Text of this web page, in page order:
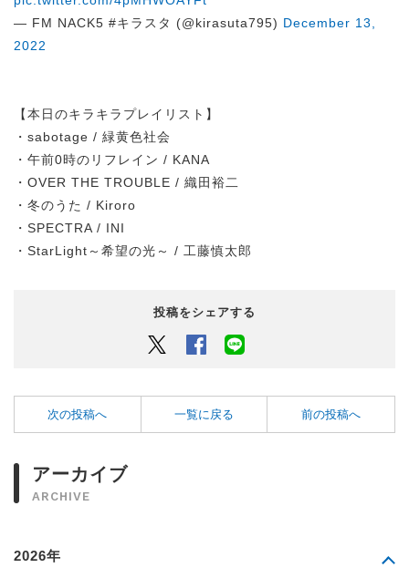
— FM NACK5 #キラスタ (@kirasuta795) December 13,
2022
【本日のキラキラプレイリスト】
・sabotage / 緑黄色社会
・午前0時のリフレイン / KANA
・OVER THE TROUBLE / 織田裕二
・冬のうた / Kiroro
・SPECTRA / INI
・StarLight～希望の光～ / 工藤慎太郎
投稿をシェアする
Twitter Facebook
次の投稿へ 一覧に戻る 前の投稿へ
アーカイブ
ARCHIVE
2026年